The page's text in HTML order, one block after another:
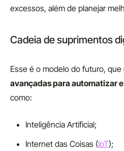
excessos, além de planejar
Cadeia de suprimentos
Esse é o modelo do futuro, que
avançadas para automatizar
como:
Inteligência Artificial;
Internet das Coisas (IoT);